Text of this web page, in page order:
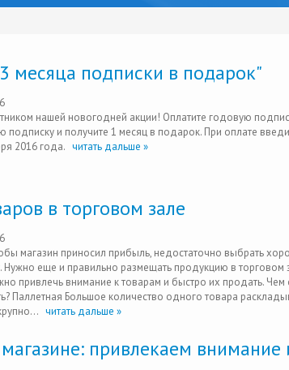
месяца подписки в подарок"
нашей новогодней акции! Оплатите годовую
подписку и получите 1 месяц в подарок. При оплате
2016 года. читать дальше »
в торговом зале
магазин приносил прибыль, недостаточно выбрать
Нужно еще и правильно размещать продукцию в
привлечь внимание к товарам и быстро их продать.
Паллетная Большое количество одного товара
читать дальше »
привлекаем